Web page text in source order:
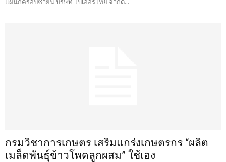
กรมวิชาการเกษตร เสริมแกร่งเกษตรกร “ผลิต
เมล็ดพันธุ์ข้าวโพดลูกผสม” ใช้เอง